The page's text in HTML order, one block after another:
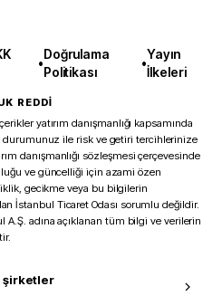
•
Doğrulama
Politikası
•
Yayın
İlkeleri
REDDİ
yatırım danışmanlığı kapsamında
durumunuz ile risk ve getiri tercihlerinize
danışmanlığı sözleşmesi çerçevesinde
ve güncelliği için azami özen
gecikme veya bu bilgilerin
İstanbul Ticaret Odası sorumlu değildir.
A.Ş. adına açıklanan tüm bilgi ve verilerin
şirketler